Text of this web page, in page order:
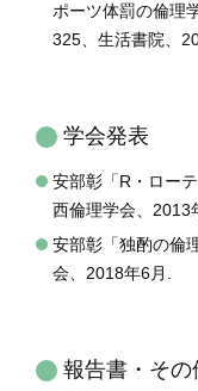
ポーツ体罰の倫理
325、生活書院、
学会発表
安部彰「R・ロー
西倫理学会、2013
安部彰「独酌の倫
会、2018年6月.
報告書・その